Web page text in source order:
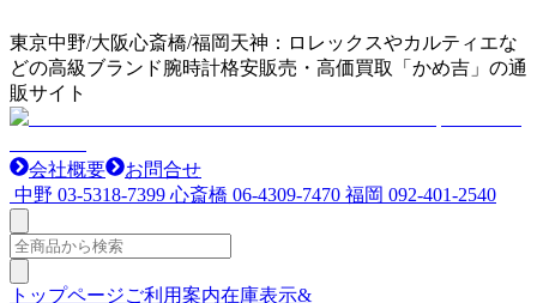
東京中野/大阪心斎橋/福岡天神：ロレックスやカルティエな
どの高級ブランド腕時計格安販売・高価買取「かめ吉」の通
販サイト
会社概要
お問合せ
中野 03-5318-7399 心斎橋 06-4309-7470 福岡 092-401-2540
トップページご利用案内在庫表示&